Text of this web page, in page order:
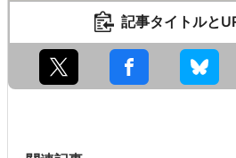
記事タイトルと